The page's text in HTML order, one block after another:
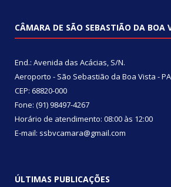
CÂMARA DE SÃO SEBASTIÃO DA BOA
End.: Avenida das Acácias, S/N.
Aeroporto - São Sebastião da Boa Vista - PA
CEP: 68820-000
Fone: (91) 98497-4267
Horário de atendimento: 08:00 às 12:00
E-mail: ssbvcamara@gmail.com
ÚLTIMAS PUBLICAÇÕES